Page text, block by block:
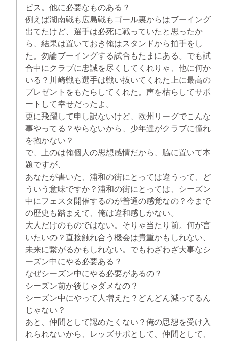
ビス。他に必要なものある？
例えば湖南戦も広島戦もゴール裏からはブーイング
出てたけど、選手は必死に戦っていたと思ったか
ら、結果は置いておき俺はスタンドから拍手をし
た。勿論ブーイングする試合もたまにある。でも試
合中にクラブに忠誠を尽くしてくれりゃ、他に何か
いる？川崎戦も選手は戦い抜いてくれた上に最高の
プレゼントをもたらしてくれた。声を枯らしてサポ
ートして幸せだったよ。
更に飛躍して申し訳ないけど、欧州リーグでこんな
事やってる？やらないから、少年達がクラブに憧れ
を抱かない？
で、上のは俺個人の思想感情だから、脇に置いて本
題ですが、
あなたが書いた、浦和の街にとっては違うって、ど
ういう意味ですか？浦和の街にとっては、シーズン
中にフェスタ開催するのが普通の感覚なの？今まで
の歴史も踏まえて、俺は違和感しかない。
大人だけのものではない。そりゃ当たり前。何が言
いたいの？直接触れ合う機会は貴重かもしれない、
未来に繋がるかもしれない。でもわざわざ大事なシ
ーズン中にやる必要ある？
なぜシーズン中にやる必要があるの？
シーズン前か後じゃダメなの？
シーズン中にやって人増えた？どんどん減ってるん
じゃない？
あと、仲間として認めたくない？俺の思想を受け入
れられないから、レッズサポとして、仲間として、